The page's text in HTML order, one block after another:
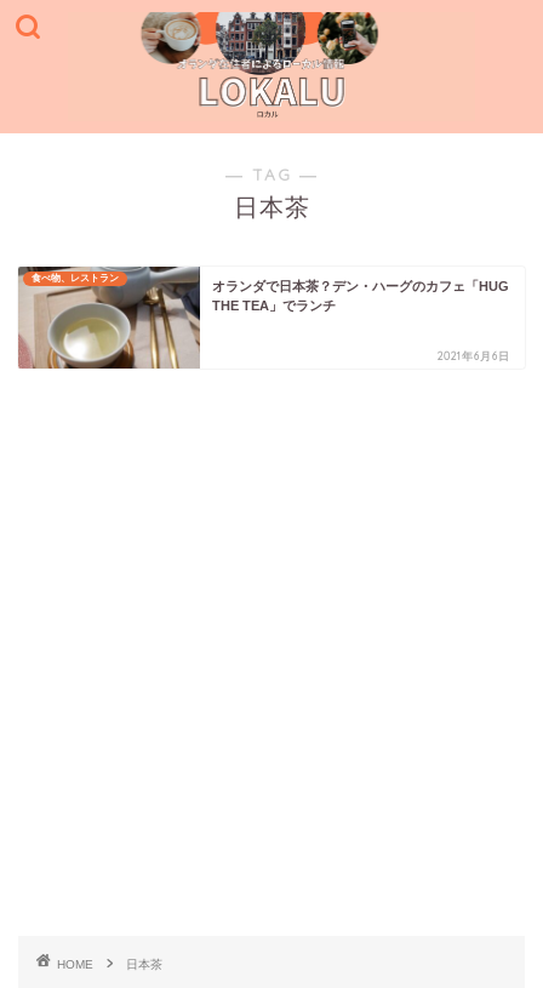
― TAG ―
日本茶
食べ物、レストラン
オランダで日本茶？デン・ハーグのカフェ「HUG
THE TEA」でランチ
2021年6月6日
HOME 日本茶